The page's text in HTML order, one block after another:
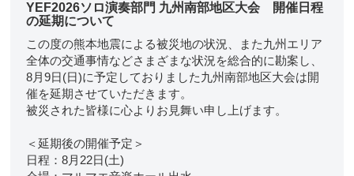
YEF2026ソロ演奏部門 九州南部地区大会 開催日程
の延期について
この度の熊本地震による被災地の状況、また九州エリア
全体の交通事情などさまざまな状況を総合的に勘案し、
8月9日(日)に予定しておりました九州南部地区大会は開
催を延期させていただきます。
被災された皆様に心よりお見舞い申し上げます。
＜延期後の開催予定＞
日程：8月22日(土)